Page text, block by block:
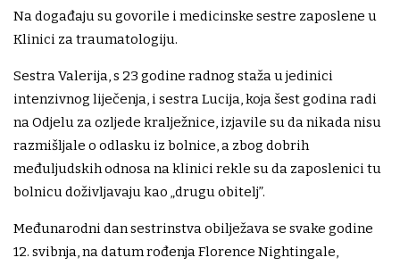
Na događaju su govorile i medicinske sestre zaposlene u
Klinici za traumatologiju.
Sestra Valerija, s 23 godine radnog staža u jedinici
intenzivnog liječenja, i sestra Lucija, koja šest godina radi
na Odjelu za ozljede kralježnice, izjavile su da nikada nisu
razmišljale o odlasku iz bolnice, a zbog dobrih
međuljudskih odnosa na klinici rekle su da zaposlenici tu
bolnicu doživljavaju kao „drugu obitelj”.
Međunarodni dan sestrinstva obilježava se svake godine
12. svibnja, na datum rođenja Florence Nightingale,